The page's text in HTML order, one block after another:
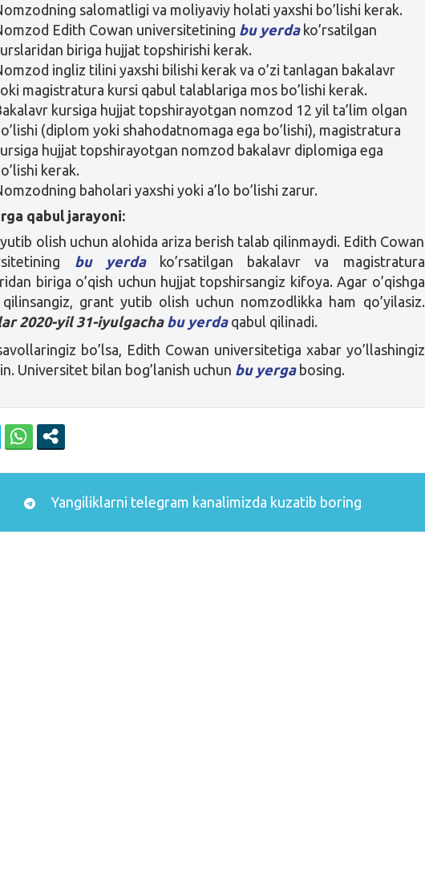
salomatligi va moliyaviy holati yaxshi bo’lishi kerak.
Edith Cowan universitetining bu yerdako’rsatilgan
biriga hujjat topshirishi kerak.
ingliz tilini yaxshi bilishi kerak va o’zi tanlagan bakalavr
magistratura kursi qabul talablariga mos bo’lishi kerak.
kursiga hujjat topshirayotgan nomzod 12 yil ta’lim olgan
(diplom yoki shahodatnomaga ega bo’lishi), magistratura
hujjat topshirayotgan nomzod bakalavr diplomiga ega
kerak.
baholari yaxshi yoki a’lo bo’lishi zarur.
qabul jarayoni:
olish uchun alohida ariza berish talab qilinmaydi. Edith Cowan
bu yerdako’rsatilgan bakalavr va magistratura
biriga o’qish uchun hujjat topshirsangiz kifoya. Agar o’qishga
grant yutib olish uchun nomzodlikka ham qo’yilasiz.
2020-yil 31-iyulgacha bu yerdaqabul qilinadi.
bo’lsa, Edith Cowan universitetiga xabar yo’llashingiz
Universitet bilan bog’lanish uchun bu yergabosing.
Yangiliklarni telegram kanalimizda kuzatib boring